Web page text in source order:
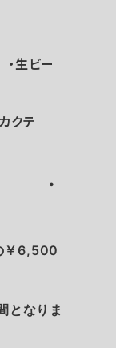
生ビー
クテ
・
￥6,500
となりま